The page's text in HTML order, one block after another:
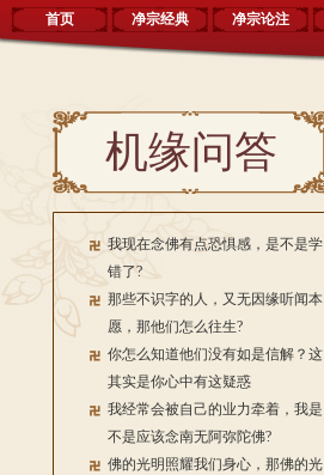
首页 净宗经典 净宗论注
机缘问答
我现在念佛有点恐惧感，是不是学
错了?
那些不识字的人，又无因缘听闻本
愿，那他们怎么往生?
你怎么知道他们没有如是信解？这
其实是你心中有这疑惑
我经常会被自己的业力牵着，我是
不是应该念南无阿弥陀佛?
佛的光明照耀我们身心，那佛的光